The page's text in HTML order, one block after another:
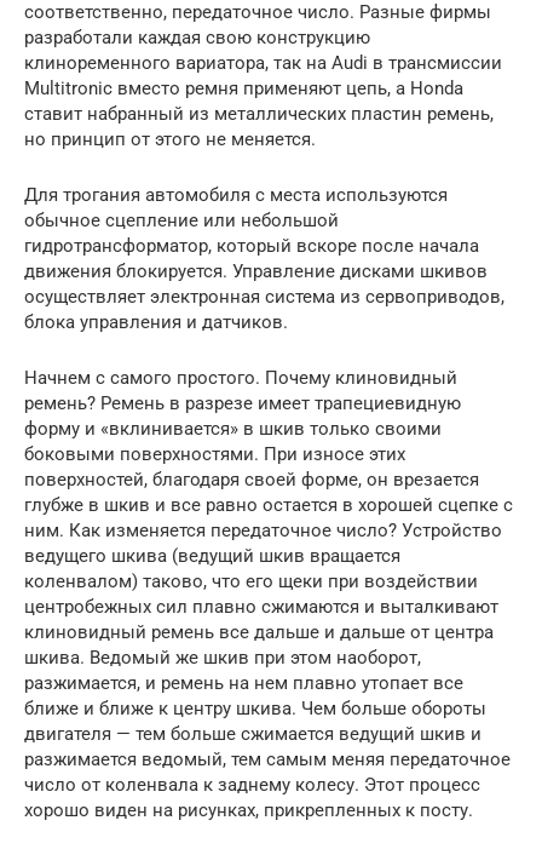
соответственно, передаточное число. Разные фирмы
разработали каждая свою конструкцию
клиноременного вариатора, так на Audi в трансмиссии
Multitronic вместо ремня применяют цепь, а Honda
ставит набранный из металлических пластин ремень,
но принцип от этого не меняется.
Для трогания автомобиля с места используются
обычное сцепление или небольшой
гидротрансформатор, который вскоре после начала
движения блокируется. Управление дисками шкивов
осуществляет электронная система из сервоприводов,
блока управления и датчиков.
Начнем с самого простого. Почему клиновидный
ремень? Ремень в разрезе имеет трапециевидную
форму и «вклинивается» в шкив только своими
боковыми поверхностями. При износе этих
поверхностей, благодаря своей форме, он врезается
глубже в шкив и все равно остается в хорошей сцепке с
ним. Как изменяется передаточное число? Устройство
ведущего шкива (ведущий шкив вращается
коленвалом) таково, что его щеки при воздействии
центробежных сил плавно сжимаются и выталкивают
клиновидный ремень все дальше и дальше от центра
шкива. Ведомый же шкив при этом наоборот,
разжимается, и ремень на нем плавно утопает все
ближе и ближе к центру шкива. Чем больше обороты
двигателя — тем больше сжимается ведущий шкив и
разжимается ведомый, тем самым меняя передаточное
число от коленвала к заднему колесу. Этот процесс
хорошо виден на рисунках, прикрепленных к посту.